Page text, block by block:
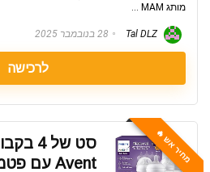
מותג MAM ...
Tal DLZ 28 בנובמבר 2025
לרכישה
מחיר אש 🔥